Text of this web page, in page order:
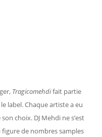
Tragicomehdifait partie
label. Chaque artiste a eu
choix. DJ Mehdi ne s’est
de nombres samples